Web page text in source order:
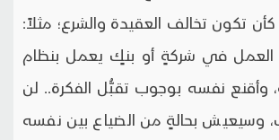
تكون تخالف العقيدة والشرع؛ مثلاً:
العمل في شركةٍ أو بنكٍ يعمل بنظام
وأقنع نفسه بوجوب تقبُّل الفكرة.. لن
وسيعيش بحالةٍ من الضياع بين نفسه